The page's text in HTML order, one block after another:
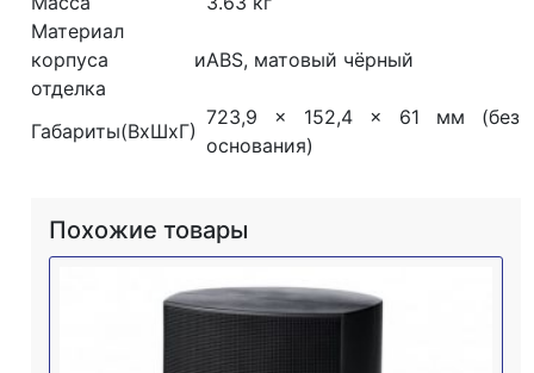
Материал
корпуса и
отделка
ABS, матовый чёрный
Габариты(ВхШхГ)
723,9 x 152,4 x 61 мм (без
основания)
Похожие товары